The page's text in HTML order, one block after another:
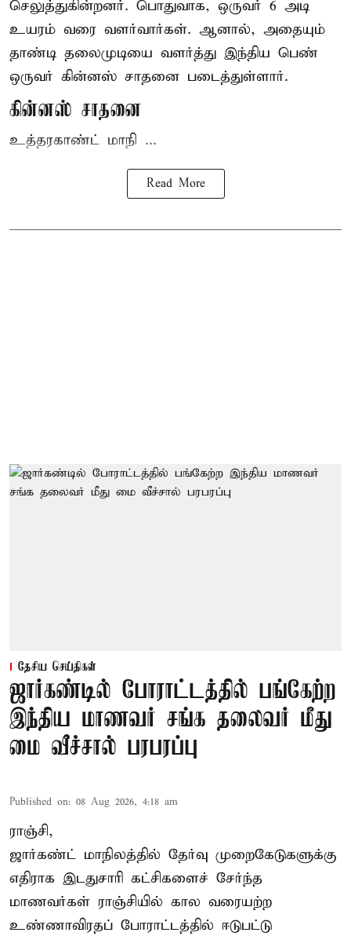
செலுத்துகின்றனர். பொதுவாக, ஒருவர் 6 அடி
உயரம் வரை வளர்வார்கள். ஆனால், அதையும்
தாண்டி தலைமுடியை வளர்த்து இந்திய பெண்
ஒருவர் கின்னஸ் சாதனை படைத்துள்ளார்.
கின்னஸ் சாதனை
உத்தரகாண்ட் மாநி ...
Read More
தேசிய செய்திகள்
ஜார்கண்டில் போராட்டத்தில் பங்கேற்ற
இந்திய மாணவர் சங்க தலைவர் மீது
மை வீச்சால் பரபரப்பு
Published on: 08 Aug 2026, 4:18 am
ராஞ்சி,
ஜார்கண்ட் மாநிலத்தில் தேர்வு முறைகேடுகளுக்கு
எதிராக இடதுசாரி கட்சிகளைச் சேர்ந்த
மாணவர்கள் ராஞ்சியில் கால வரையற்ற
உண்ணாவிரதப் போராட்டத்தில் ஈடுபட்டு